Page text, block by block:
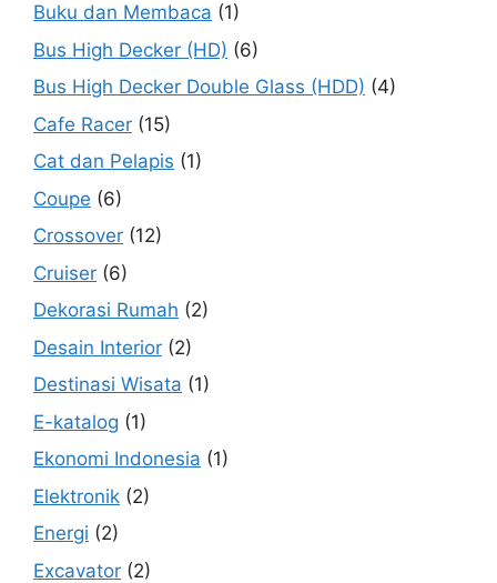
Buku dan Membaca (1)
Bus High Decker (HD) (6)
Bus High Decker Double Glass (HDD) (4)
Cafe Racer (15)
Cat dan Pelapis (1)
Coupe (6)
Crossover (12)
Cruiser (6)
Dekorasi Rumah (2)
Desain Interior (2)
Destinasi Wisata (1)
E-katalog (1)
Ekonomi Indonesia (1)
Elektronik (2)
Energi (2)
Excavator (2)